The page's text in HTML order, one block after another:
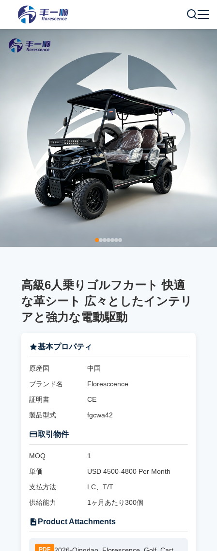
高級6人乗りゴルフカート 快適
な革シート 広々としたインテリ
アと強力な電動駆動
基本プロパティ
原産国
中国
ブランド名
Floresccence
証明書
CE
製品型式
fgcwa42
取引物件
MOQ
1
単価
USD 4500-4800 Per Month
支払方法
LC、T/T
供給能力
1ヶ月あたり300個
Product Attachments
PDF